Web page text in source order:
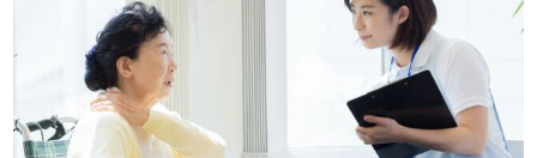
賞与：年2回・年間0.4～1.2ヶ月分（業績により変動あり。）
昇給：あり（能力に応じて）